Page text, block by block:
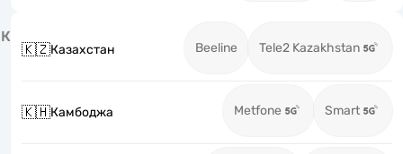
К
🇰🇿Казахстан Beeline Tele2 Kazakhstan
🇰🇭Камбоджа Metfone Smart